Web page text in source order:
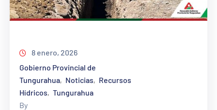
8 enero, 2026
Gobierno Provincial de
Tungurahua‚ Noticias‚ Recursos
Hídricos‚ Tungurahua
By